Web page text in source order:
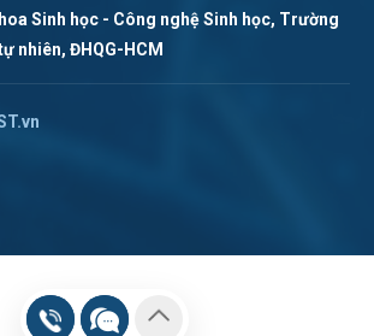
Sinh học - Công nghệ Sinh học, Trường
nhiên, ĐHQG-HCM
Hotline:
Chat Zalo